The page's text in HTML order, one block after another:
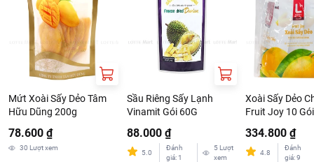
Mứt Xoài Sấy Dẻo Tâm
Hữu Dũng 200g
78.600 ₫
30 Lượt xem
Sầu Riêng Sấy Lạnh
Vinamit Gói 60G
88.000 ₫
5.0
Đánh
giá: 1
5 Lượt
xem
Xoài Sấy Dẻo
Fruit Joy 10
334.800 ₫
4.8
Đánh
giá:9